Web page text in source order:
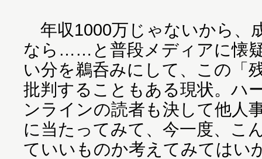
年収1000万じゃないから、
なら……と普段メディアに懐
い分を鵜呑みにして、この「
批判することもある現状。ハ
ンラインの読者も決して他人
に当たってみて、今一度、こ
ていいものか考えてみてはい